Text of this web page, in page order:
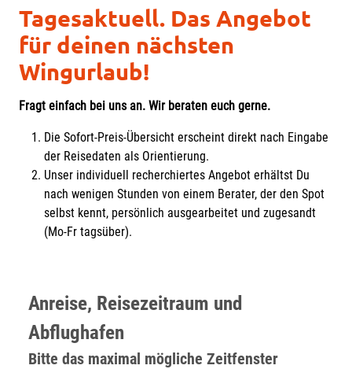
Tagesaktuell. Das Angebot
für deinen nächsten
Wingurlaub!
Fragt einfach bei uns an. Wir beraten euch gerne.
Die Sofort-Preis-Übersicht erscheint direkt nach Eingabe
der Reisedaten als Orientierung.
Unser individuell recherchiertes Angebot erhältst Du
nach wenigen Stunden von einem Berater, der den Spot
selbst kennt, persönlich ausgearbeitet und zugesandt
(Mo-Fr tagsüber).
Anreise, Reisezeitraum und
Abflughafen
Bitte das maximal mögliche Zeitfenster